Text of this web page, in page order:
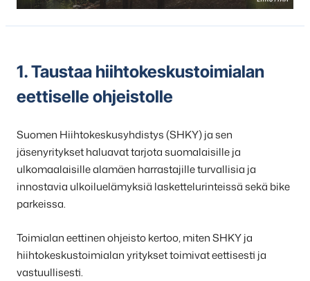
Ohjeisto
1. Taustaa hiihtokeskustoimialan
eettiselle ohjeistolle
Suomen Hiihtokeskusyhdistys (SHKY) ja sen
jäsenyritykset haluavat tarjota suomalaisille ja
ulkomaalaisille alamäen harrastajille turvallisia ja
innostavia ulkoiluelämyksiä laskettelurinteissä sekä bike
parkeissa.
Toimialan eettinen ohjeisto kertoo, miten SHKY ja
hiihtokeskustoimialan yritykset toimivat eettisesti ja
vastuullisesti.